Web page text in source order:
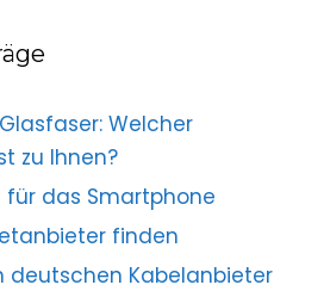
Welcher
zu Ihnen?
für das Smartphone
finden
deutschen Kabelanbieter